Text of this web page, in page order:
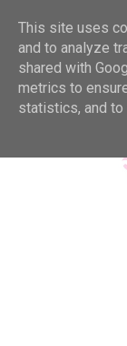
This site uses
and to analyze
shared with
metrics to
statistics, and to